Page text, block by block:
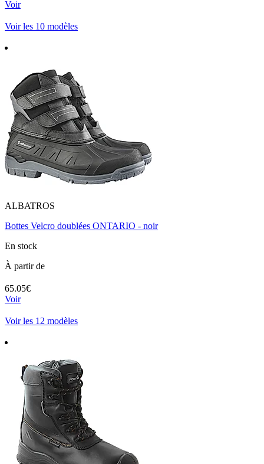
Voir
Voir les 10 modèles
ALBATROS
Bottes Velcro doublées ONTARIO - noir
En stock
À partir de
65.05€
Voir
Voir les 12 modèles